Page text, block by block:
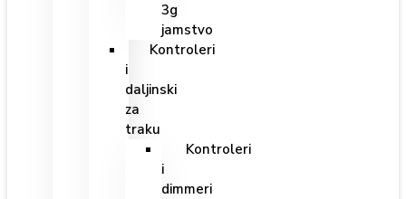
3g
jamstvo
Kontroleri
i
daljinski
za
traku
Kontroleri
i
dimmeri